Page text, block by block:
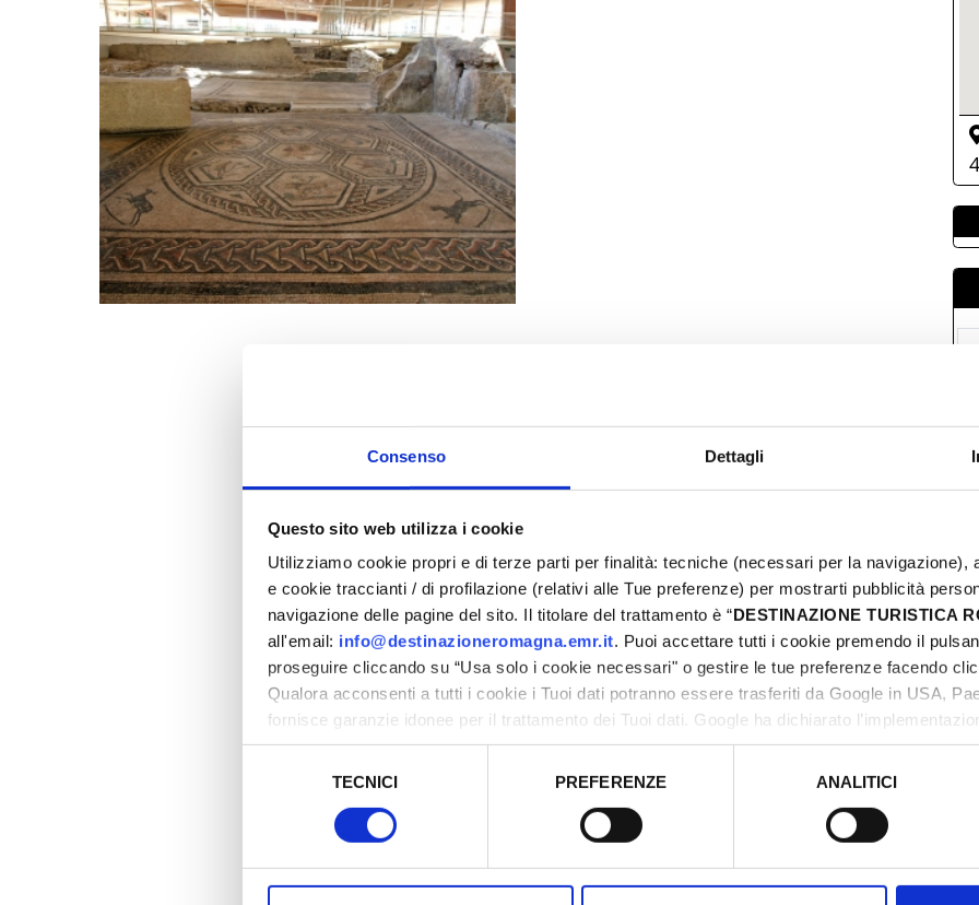
Consenso Dettagli
Questo sito web utilizza i cookie
Utilizziamo cookie propri e di terze parti per finalità: tecniche (necessari per la navigazione),
e cookie traccianti / di profilazione (relativi alle Tue preferenze) per mostrarti pubblicità
navigazione delle pagine del sito. Il titolare del trattamento è “DESTINAZIONE TURISTICA
all'email: info@destinazioneromagna.emr.it. Puoi accettare tutti i cookie premendo il
proseguire cliccando su “Usa solo i cookie necessari" o gestire le tue preferenze facendo
Qualora acconsenti a tutti i cookie i Tuoi dati potranno essere trasferiti da Google in USA,
fornisce garanzie idonee per il trattamento dei Tuoi dati. Google ha dichiarato
sicurezza a Tutela dei navigatori, che abbiamo valutato essere sufficienti.
TECNICI PREFERENZE ANALITICI